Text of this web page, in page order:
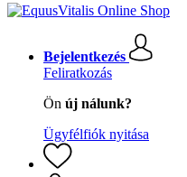
Bejelentkezés
Feliratkozás
Ön új nálunk?
Ügyfélfiók nyitása